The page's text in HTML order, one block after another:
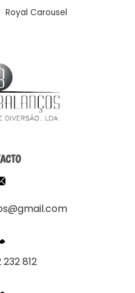
Royal Carousel
232 812